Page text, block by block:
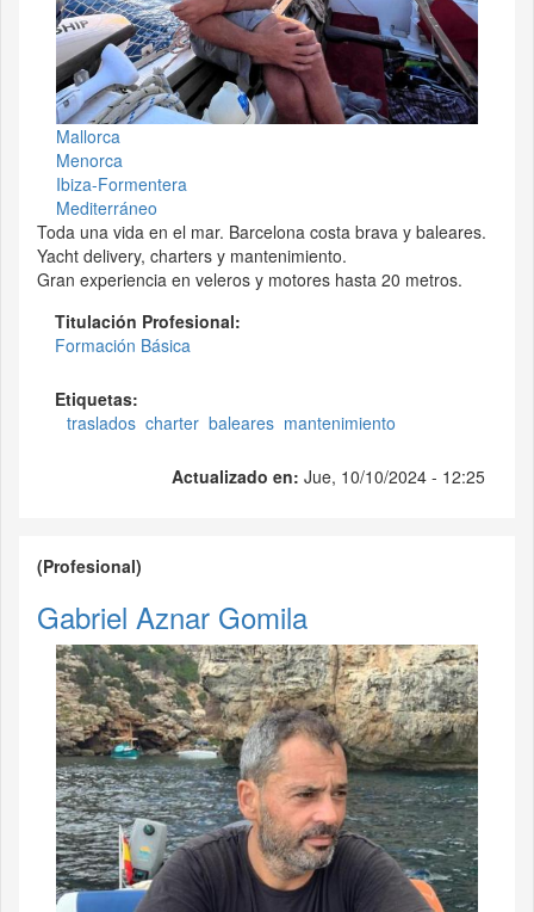
Mallorca
Menorca
Ibiza-Formentera
Mediterráneo
Toda una vida en el mar. Barcelona costa brava y baleares.
Yacht delivery, charters y mantenimiento.
Gran experiencia en veleros y motores hasta 20 metros.
Titulación Profesional:
Formación Básica
Etiquetas:
traslados charter baleares mantenimiento
Actualizado en: Jue, 10/10/2024 - 12:25
(Profesional)
Gabriel Aznar Gomila